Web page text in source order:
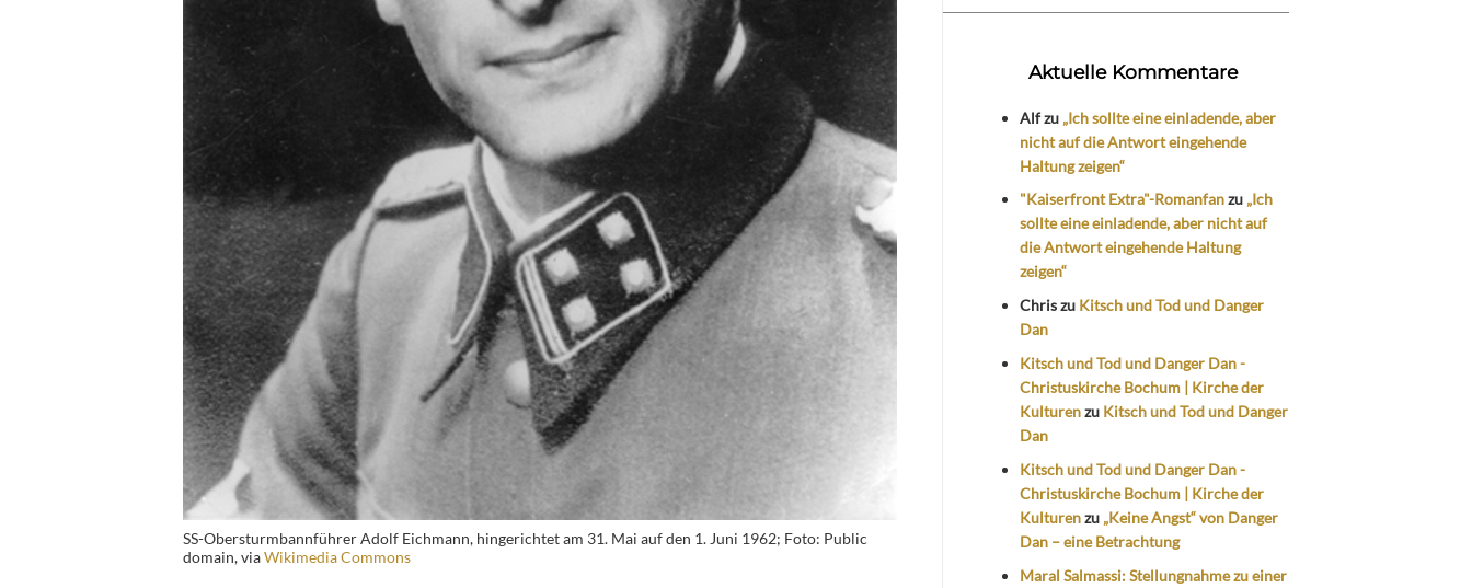
SS-Obersturmbannführer Adolf Eichmann, hingerichtet am 31. Mai auf den 1. Juni 1962; Foto: Public
domain, viaWikimedia Commons
Aktuelle Kommentare
Alfzu „Ich sollte eine einladende, aber
nicht auf die Antwort eingehende
Haltung zeigen“
"Kaiserfront Extra"-Romanfanzu „Ich
sollte eine einladende, aber nicht auf
die Antwort eingehende Haltung
zeigen“
Chriszu Kitsch und Tod und Danger
Dan
Kitsch und Tod und Danger Dan -
Christuskirche Bochum | Kirche der
Kulturenzu Kitsch und Tod und Danger
Dan
Kitsch und Tod und Danger Dan -
Christuskirche Bochum | Kirche der
Kulturenzu „Keine Angst“ von Danger
Dan – eine Betrachtung
Maral Salmassi: Stellungnahme zu einer